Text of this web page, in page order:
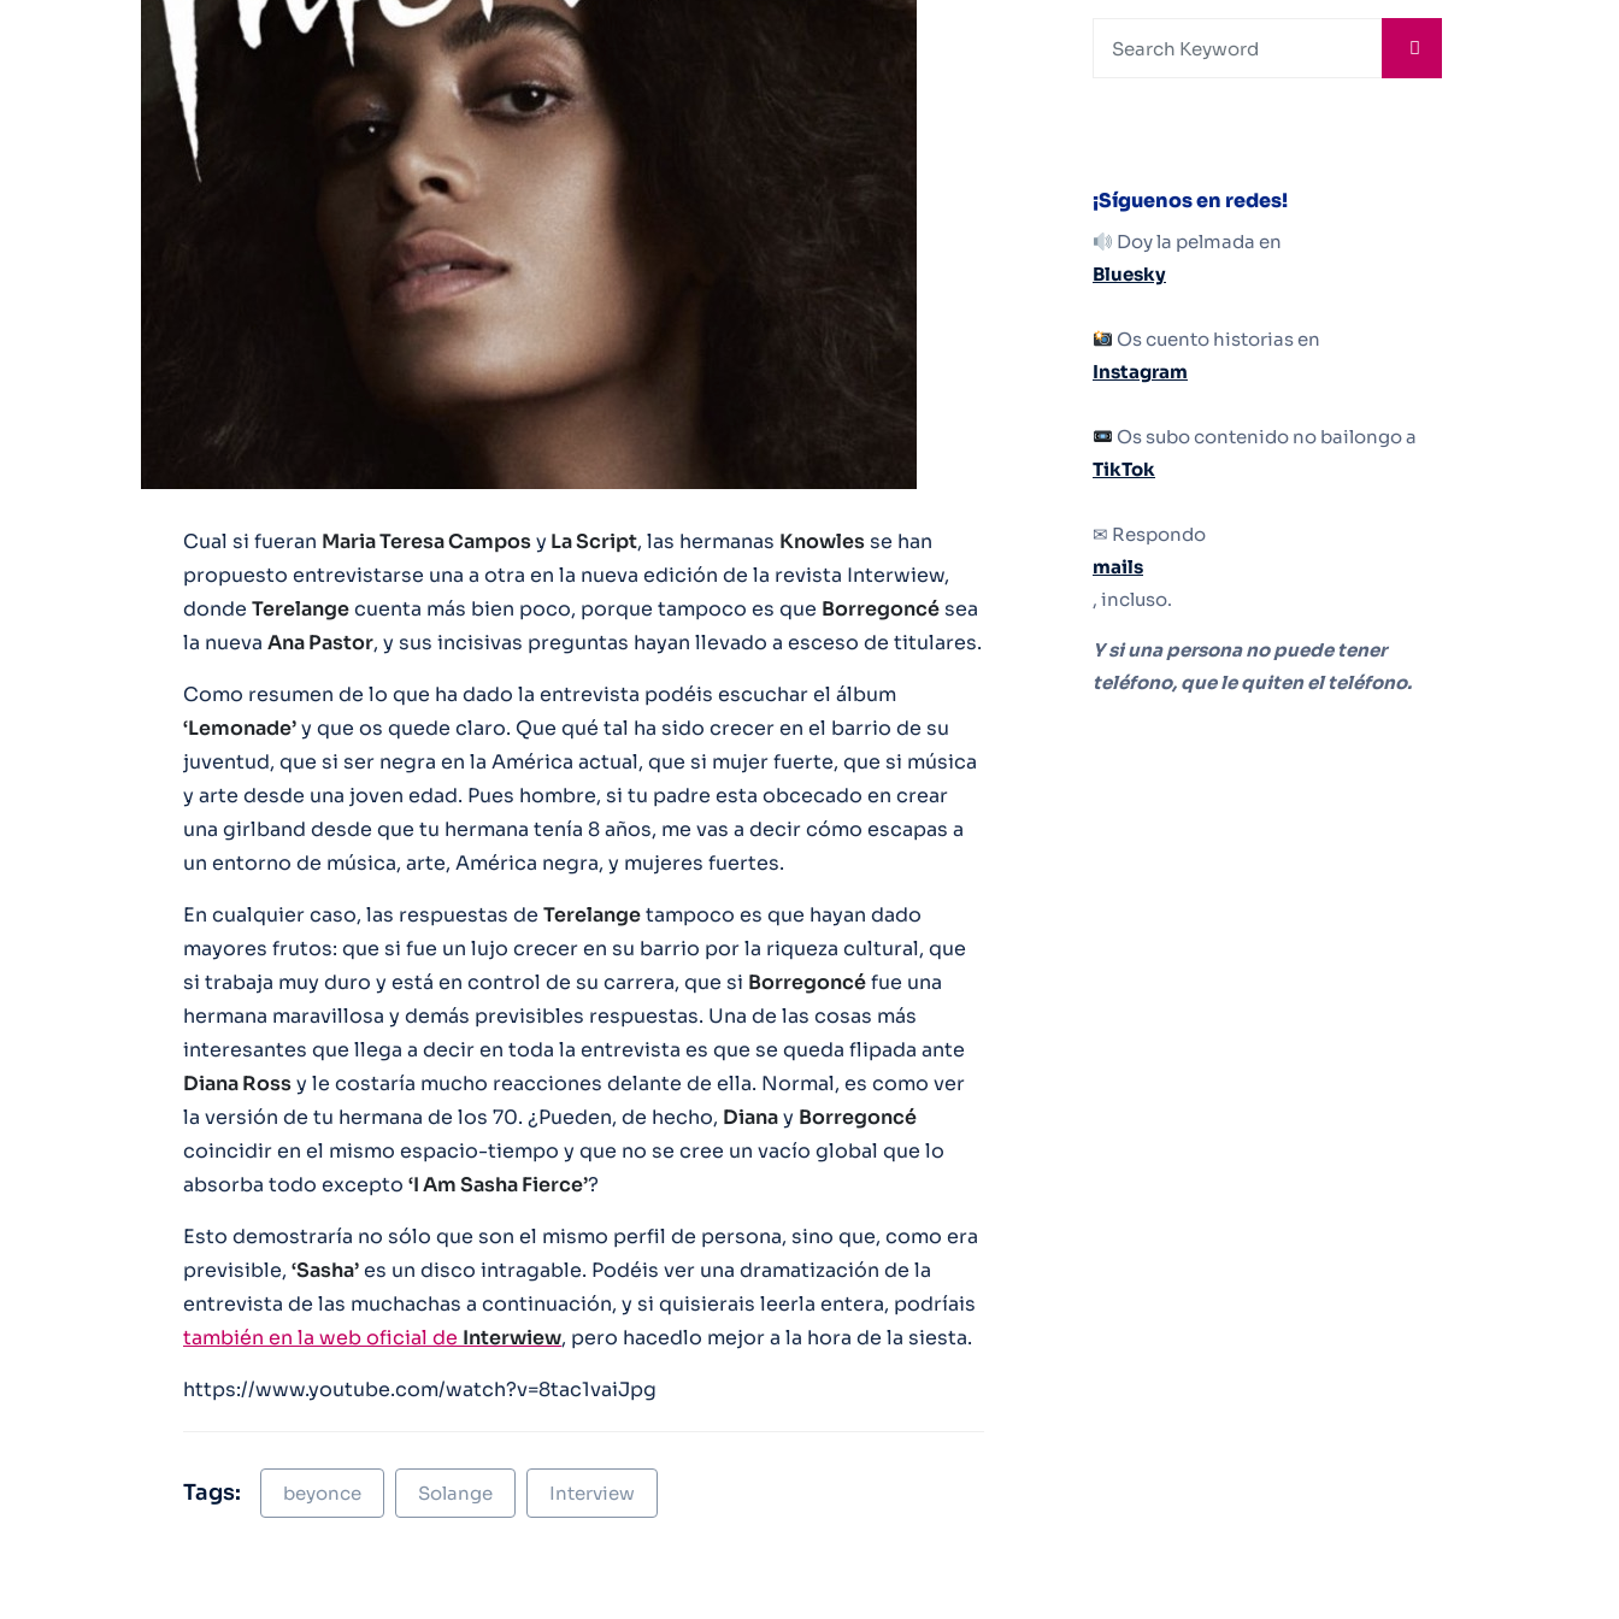
Cual si fueran Maria Teresa Camposy La Script, las hermanas Knowlesse han
propuesto entrevistarse una a otra en la nueva edición de la revista Interwiew,
donde Terelangecuenta más bien poco, porque tampoco es que Borregoncésea
la nueva Ana Pastor, y sus incisivas preguntas hayan llevado a esceso de titulares.
Como resumen de lo que ha dado la entrevista podéis escuchar el álbum
‘Lemonade’y que os quede claro. Que qué tal ha sido crecer en el barrio de su
juventud, que si ser negra en la América actual, que si mujer fuerte, que si música
y arte desde una joven edad. Pues hombre, si tu padre esta obcecado en crear
una girlband desde que tu hermana tenía 8 años, me vas a decir cómo escapas a
un entorno de música, arte, América negra, y mujeres fuertes.
En cualquier caso, las respuestas de Terelangetampoco es que hayan dado
mayores frutos: que si fue un lujo crecer en su barrio por la riqueza cultural, que
si trabaja muy duro y está en control de su carrera, que si Borregoncéfue una
hermana maravillosa y demás previsibles respuestas. Una de las cosas más
interesantes que llega a decir en toda la entrevista es que se queda flipada ante
Diana Rossy le costaría mucho reacciones delante de ella. Normal, es como ver
la versión de tu hermana de los 70. ¿Pueden, de hecho, Dianay Borregoncé
coincidir en el mismo espacio-tiempo y que no se cree un vacío global que lo
absorba todo excepto ‘I Am Sasha Fierce’?
Esto demostraría no sólo que son el mismo perfil de persona, sino que, como era
previsible, ‘Sasha’es un disco intragable. Podéis ver una dramatización de la
entrevista de las muchachas a continuación, y si quisierais leerla entera, podríais
también en la web oficial de Interwiew, pero hacedlo mejor a la hora de la siesta.
https://www.youtube.com/watch?v=8tac1vaiJpg
Tags: beyonce Solange Interview
¡Síguenos en redes!
Doy la pelmada en
Bluesky
Os cuento historias en
Instagram
Os subo contenido no bailongo a
TikTok
✉ Respondo
mails
, incluso.
Y si una persona no puede tener
teléfono, que le quiten el teléfono.